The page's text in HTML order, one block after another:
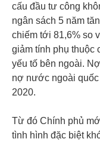
cấu đầu tư công
ngân sách 5 năm
chiếm tới 81,6% so
giảm tính phụ thuộc
yếu tố bên ngoài.
nợ nước ngoài
2020.
Từ đó Chính phủ
tình hình đặc biệt